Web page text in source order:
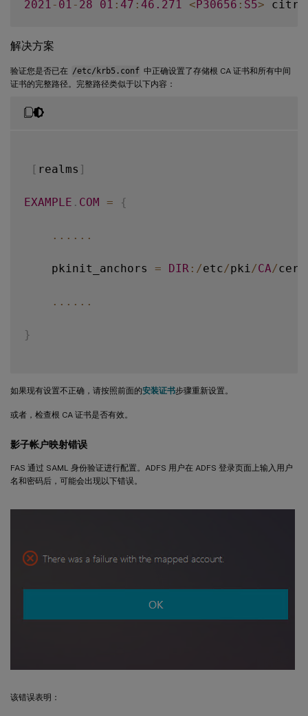
2021 - 01 - 28 01 : 47 : 46.271 < P30656 : S5>
2021
2021-01 -28 01:47: 46.271 <P30656:S5>
2021
解决方案
验证您是否已在 /etc/krb5.conf 中正确设置了存储根 CA 证书和所有中间
证书的完整路径。完整路径类似于以下内容：
[ realms ]
EXAMPLE . COM = {
... ...
    pkinit_anchors
= DIR : /etc/pki/CA/
... ...
}
如果现有设置不正确，请按照前面的安装证书步骤重新设置。
或者，检查根 CA 证书是否有效。
影子帐户映射错误
FAS 通过 SAML 身份验证进行配置。ADFS 用户在 ADFS 登录页面上输入用户
名和密码后，可能会出现以下错误。
该错误表明：